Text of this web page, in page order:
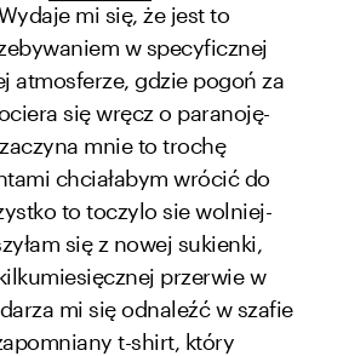
mi się, że jest to
w specyficznej
atmosferze, gdzie pogoń za
się wręcz o paranoję-
mnie to trochę
chciałabym wrócić do
to toczylo sie wolniej-
się z nowej sukienki,
przerwie w
mi sięodnaleźć w szafie
t-shirt, który